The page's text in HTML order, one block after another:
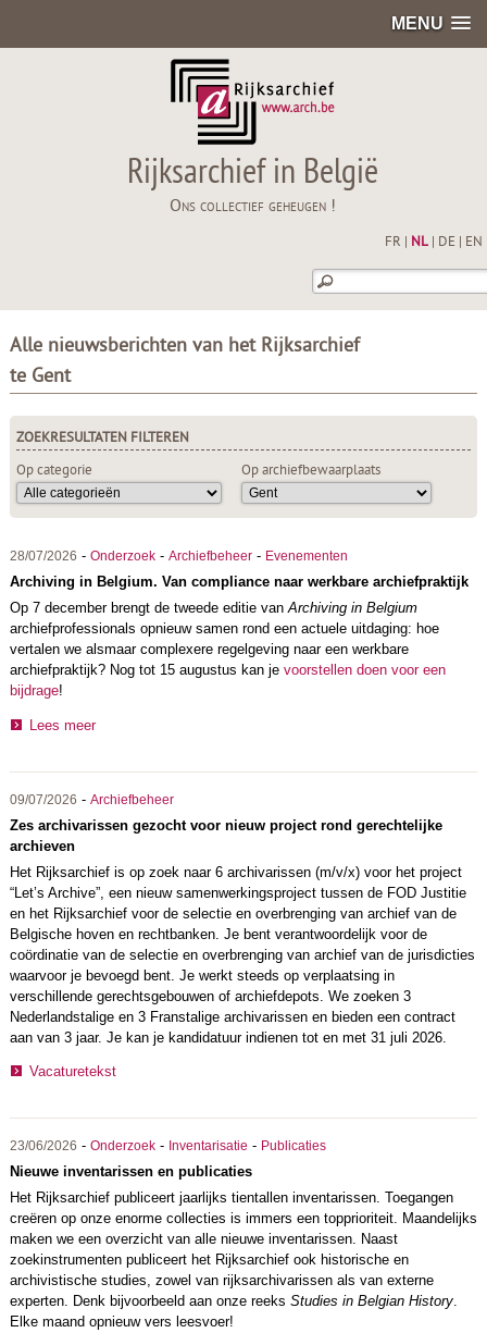
MENU
Rijksarchief in België
Ons collectief geheugen !
FR NL| DE EN
Alle nieuwsberichten van het Rijksarchief
te Gent
ZOEKRESULTATEN FILTEREN
Op categorie
Op archiefbewaarplaats
28/07/2026 - Onderzoek- Archiefbeheer- Evenementen
Archiving in Belgium. Van compliance naar werkbare archiefpraktijk
Op 7 december brengt de tweede editie vanArchiving in Belgium
archiefprofessionals opnieuw samen rond een actuele uitdaging: hoe
vertalen we alsmaar complexere regelgeving naar een werkbare
archiefpraktijk? Nog tot 15 augustus kan je voorstellen doen voor een
bijdrage!
Lees meer
09/07/2026 - Archiefbeheer
Zes archivarissen gezocht voor nieuw project rond gerechtelijke
archieven
Het Rijksarchief is op zoek naar 6 archivarissen (m/v/x) voor het project
“Let’s Archive”, een nieuw samenwerkingsproject tussen de FOD Justitie
en het Rijksarchief voor de selectie en overbrenging van archief van de
Belgische hoven en rechtbanken. Je bent verantwoordelijk voor de
coördinatie van de selectie en overbrenging van archief van de jurisdicties
waarvoor je bevoegd bent. Je werkt steeds op verplaatsing in
verschillende gerechtsgebouwen of archiefdepots. We zoeken 3
Nederlandstalige en 3 Franstalige archivarissen en bieden een contract
aan van 3 jaar. Je kan je kandidatuur indienen tot en met 31 juli 2026.
Vacaturetekst
23/06/2026 - Onderzoek- Inventarisatie - Publicaties
Nieuwe inventarissen en publicaties
Het Rijksarchief publiceert jaarlijks tientallen inventarissen. Toegangen
creëren op onze enorme collecties is immers een topprioriteit. Maandelijks
maken we een overzicht van alle nieuwe inventarissen. Naast
zoekinstrumenten publiceert het Rijksarchief ook historische en
archivistische studies, zowel van rijksarchivarissen als van externe
experten. Denk bijvoorbeeld aan onze reeks Studies in Belgian History.
Elke maand opnieuw vers leesvoer!